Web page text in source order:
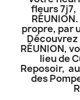
fleurs 7j7,
propre, par
RÉUNION,
lieu de
Reposoir,
des